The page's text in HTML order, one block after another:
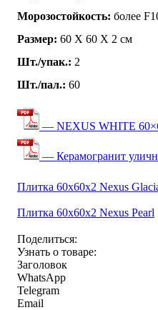
Морозостойкость: более
Размер: 60 Х 60 Х 2 см
Шт./упак.: 2
Шт./пал.: 60
— NEXUS WHITE
— Керамогранит
Плитка 60x60x2 Nexus
Плитка 60x60x2 Nexus Pearl
Поделиться:
Узнать о товаре:
Заголовок
WhatsApp
Telegram
Email